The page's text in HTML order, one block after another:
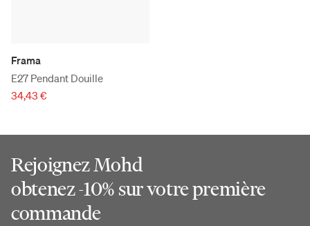
Frama
E27 Pendant Douille
34,43 €
Rejoignez Mohd
obtenez -10% sur votre première
commande